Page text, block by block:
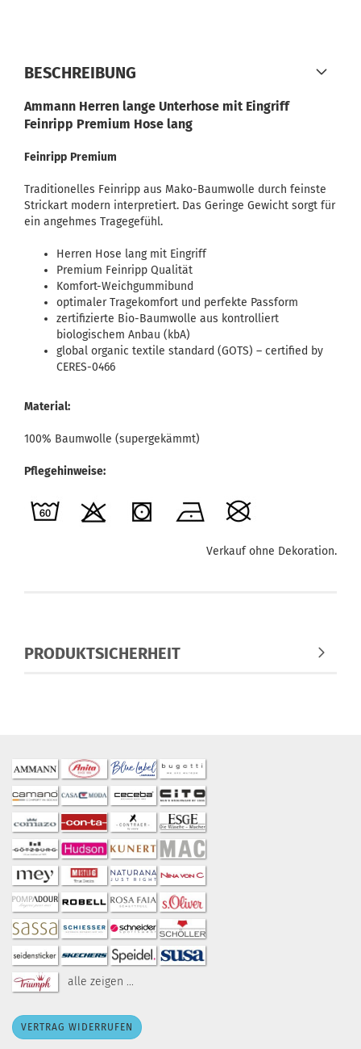
BESCHREIBUNG
Ammann Herren lange Unterhose mit Eingriff
Feinripp Premium Hose lang
Feinripp Premium
Traditionelles Feinripp aus Mako-Baumwolle durch feinste
Strickart modern interpretiert. Das Geringe Gewicht sorgt für
ein angehmes Tragegefühl.
Herren Hose lang mit Eingriff
Premium Feinripp Qualität
Komfort-Weichgummibund
optimaler Tragekomfort und perfekte Passform
zertifizierte Bio-Baumwolle aus kontrolliert
biologischem Anbau (kbA)
global organic textile standard (GOTS) – certified by
CERES-0466
Material:
100% Baumwolle (supergekämmt)
Pflegehinweise:
Verkauf ohne Dekoration.
PRODUKTSICHERHEIT
alle zeigen ...
VERTRAG WIDERRUFEN